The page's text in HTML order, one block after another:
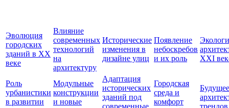
Эволюция
городских
зданий в XX
веке
Влияние
современных
технологий
на
архитектуру
Исторические
изменения в
дизайне улиц
Появление
небоскребов
и их роль
XXI
Роль
урбанистики
в развитии
Модульные
конструкции
и новые
Адаптация
исторических
зданий под
Городская
среда и
комфорт
Будущее